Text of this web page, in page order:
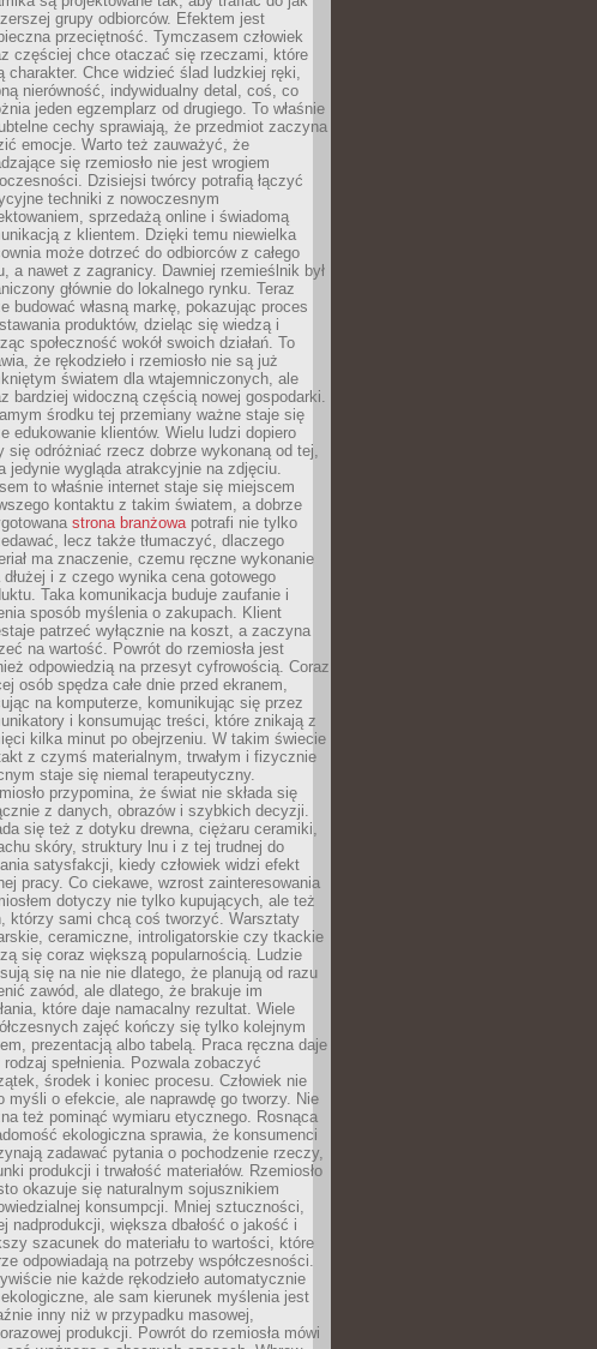
grupy odbiorców. Efektem jest
przeciętność. Tymczasem człowiek
częściej chce otaczać się rzeczami, które
charakter. Chce widzieć ślad ludzkiej ręki,
nierówność, indywidualny detal, coś, co
jeden egzemplarz od drugiego. To właśnie
cechy sprawiają, że przedmiot zaczyna
emocje. Warto też zauważyć, że
się rzemiosło nie jest wrogiem
Dzisiejsi twórcy potrafią łączyć
techniki z nowoczesnym
sprzedażą online i świadomą
z klientem. Dzięki temu niewielka
może dotrzeć do odbiorców z całego
a nawet z zagranicy. Dawniej rzemieślnik był
głównie do lokalnego rynku. Teraz
budować własną markę, pokazując proces
produktów, dzieląc się wiedzą i
społeczność wokół swoich działań. To
że rękodzieło i rzemiosło nie są już
światem dla wtajemniczonych, ale
bardziej widoczną częścią nowej gospodarki.
środku tej przemiany ważne staje się
edukowanie klientów. Wielu ludzi dopiero
się odróżniać rzecz dobrze wykonaną od tej,
jedynie wygląda atrakcyjnie na zdjęciu.
to właśnie internet staje się miejscem
kontaktu z takim światem, a dobrze
strona branżowapotrafi nie tylko
lecz także tłumaczyć, dlaczego
ma znaczenie, czemu ręczne wykonanie
dłużej i z czego wynika cena gotowego
Taka komunikacja buduje zaufanie i
sposób myślenia o zakupach. Klient
patrzeć wyłącznie na koszt, a zaczyna
na wartość. Powrót do rzemiosła jest
odpowiedzią na przesyt cyfrowością. Coraz
osób spędza całe dnie przed ekranem,
na komputerze, komunikując się przez
i konsumując treści, które znikają z
kilka minut po obejrzeniu. W takim świecie
z czymś materialnym, trwałym i fizycznie
staje się niemal terapeutyczny.
przypomina, że świat nie składa się
z danych, obrazów i szybkich decyzji.
się też z dotyku drewna, ciężaru ceramiki,
skóry, struktury lnu i z tej trudnej do
satysfakcji, kiedy człowiek widzi efekt
pracy. Co ciekawe, wzrost zainteresowania
dotyczy nie tylko kupujących, ale też
którzy sami chcą coś tworzyć. Warsztaty
ceramiczne, introligatorskie czy tkackie
się coraz większą popularnością. Ludzie
się na nie nie dlatego, że planują od razu
zawód, ale dlatego, że brakuje im
które daje namacalny rezultat. Wiele
zajęć kończy się tylko kolejnym
prezentacją albo tabelą. Praca ręczna daje
rodzaj spełnienia. Pozwala zobaczyć
środek i koniec procesu. Człowiek nie
myśli o efekcie, ale naprawdę go tworzy. Nie
też pominąć wymiaru etycznego. Rosnąca
ekologiczna sprawia, że konsumenci
zadawać pytania o pochodzenie rzeczy,
produkcji i trwałość materiałów. Rzemiosło
okazuje się naturalnym sojusznikiem
konsumpcji. Mniej sztuczności,
nadprodukcji, większa dbałość o jakość i
szacunek do materiału to wartości, które
odpowiadają na potrzeby współczesności.
nie każde rękodzieło automatycznie
ale sam kierunek myślenia jest
inny niż w przypadku masowej,
produkcji. Powrót do rzemiosła mówi